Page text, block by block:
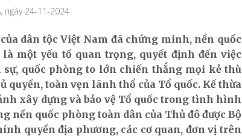
ngày 24-11-2024
dân tộc Việt Nam đã chứng minh, nền quốc
một yếu tố quan trọng, quyết định đến việc
quốc phòng to lớn chiến thắng mọi kẻ thù
quyền, toàn vẹn lãnh thổ của Tổ quốc. Kế thừa
xây dựng và bảo vệ Tổ quốc trong tình hình
nền quốc phòng toàn dân của Thủ đô được Bộ
quyền địa phương, các cơ quan, đơn vị trên